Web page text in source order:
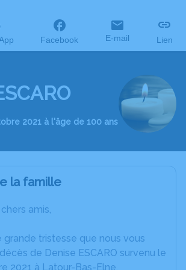
Facebook E-mail Lien
2021 à l'âge de 100 ans
la famille
amis,
grande tristesse que nous vous
de Denise ESCARO survenu le
2021 à Latour-Bas-Elne.